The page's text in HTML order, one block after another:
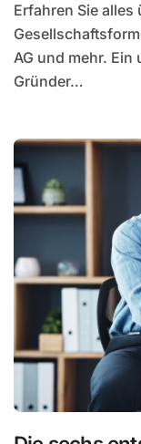
Erfahren Sie alles über die verschiedenen
AG und mehr.
Gründer…